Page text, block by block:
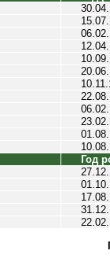
Год